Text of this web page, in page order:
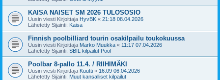
KAISA NAISET SM 2026 TULOSOSIO
Uusin viesti Kirjoittaja HyvBK « 21:18 08.04.2026
Lähetetty Sijainti: Kaisa
Finnish poolbilliard tourin osakilpailu toukokuussa
Uusin viesti Kirjoittaja Marko Muukka « 11:17 07.04.2026
Lähetetty Sijainti: SBIL kilpailut Pool
Poolbar 8-pallo 11.4. / RIIHIMÄKI
Uusin viesti Kirjoittaja Kuutti « 16:09 06.04.2026
Lähetetty Sijainti: Muut kansalliset kilpailut